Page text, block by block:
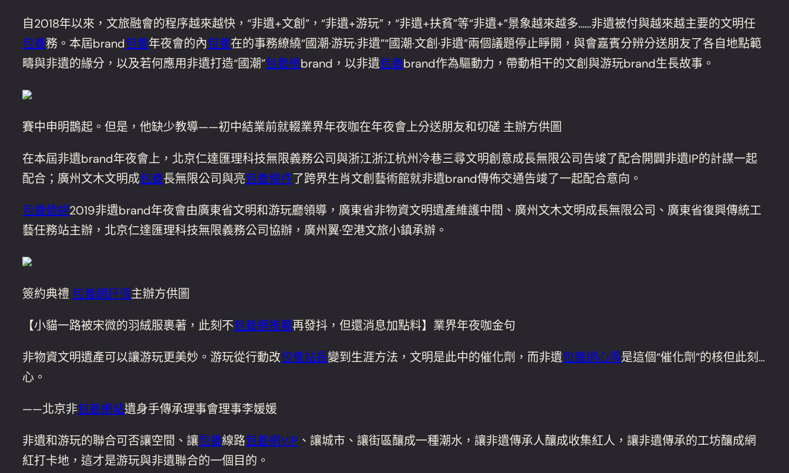
自2018年以來，文旅融會的程序越來越快，“非遺+文創”，“非遺+游玩”，“非遺+扶貧”等“非遺+”景象越來越多……非遺被付與越來越主要的文明任
包養務。本屆brand包養年夜會的內包養在的事務繚繞“國潮·游玩·非遺”“國潮·文創·非遺”兩個議題停止睜開，與會嘉賓分辨分送朋友了各自地點範
疇與非遺的緣分，以及若何應用非遺打造“國潮”包養網brand，以非遺包養brand作為驅動力，帶動相干的文創與游玩brand生長故事。
賽中申明鵲起。但是，他缺少教導——初中結業前就輟業界年夜咖在年夜會上分送朋友和切磋 主辦方供圖
在本屆非遺brand年夜會上，北京仁達匯理科技無限義務公司與浙江浙江杭州冷巷三尋文明創意成長無限公司告竣了配合開闢非遺IP的計謀一起
配合；廣州文木文明成包養長無限公司與亮包養條件了跨界生肖文創藝術館就非遺brand傳佈交通告竣了一起配合意向。
包養情婦2019非遺brand年夜會由廣東省文明和游玩廳領導，廣東省非物資文明遺產維護中間、廣州文木文明成長無限公司、廣東省復興傳統工
藝任務站主辦，北京仁達匯理科技無限義務公司協辦，廣州翼·空港文旅小鎮承辦。
簽約典禮 包養網評價主辦方供圖
【小貓一路被宋微的羽絨服裹著，此刻不包養網推薦再發抖，但還消息加點料】業界年夜咖金句
非物資文明遺產可以讓游玩更美妙。游玩從行動改包養站長變到生涯方法，文明是此中的催化劑，而非遺包養網心得是這個“催化劑”的核但此刻…
心。
——北京非包養網站遺身手傳承理事會理事李媛媛
非遺和游玩的聯合可否讓空間、讓包養線路包養網VIP 、讓城市、讓街區釀成一種潮水，讓非遺傳承人釀成收集紅人，讓非遺傳承的工坊釀成網
紅打卡地，這才是游玩與非遺聯合的一個目的。